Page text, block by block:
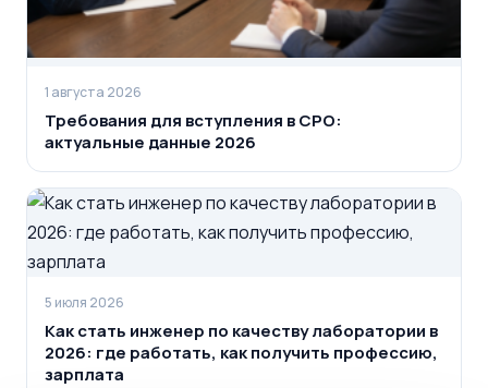
1 августа 2026
Требования для вступления в СРО:
актуальные данные 2026
5 июля 2026
Как стать инженер по качеству лаборатории в
2026: где работать, как получить профессию,
зарплата